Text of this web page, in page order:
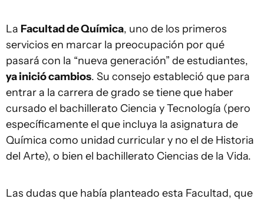
La Facultad de Química, uno de los primeros
servicios en marcar la preocupación por qué
pasará con la “nueva generación” de estudiantes,
ya inició cambios. Su consejo estableció que para
entrar a la carrera de grado se tiene que haber
cursado el bachillerato Ciencia y Tecnología (pero
específicamente el que incluya la asignatura de
Química como unidad curricular y no el de Historia
del Arte), o bien el bachillerato Ciencias de la Vida.
Las dudas que había planteado esta Facultad, que